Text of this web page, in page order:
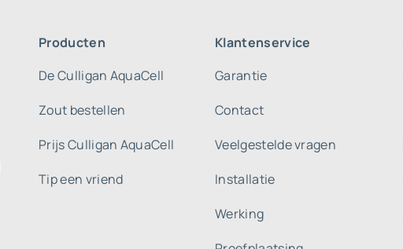
Producten
De Culligan AquaCell
Zout bestellen
Prijs Culligan AquaCell
Tip een vriend
Klantenservice
Garantie
Contact
Veelgestelde vragen
Installatie
Werking